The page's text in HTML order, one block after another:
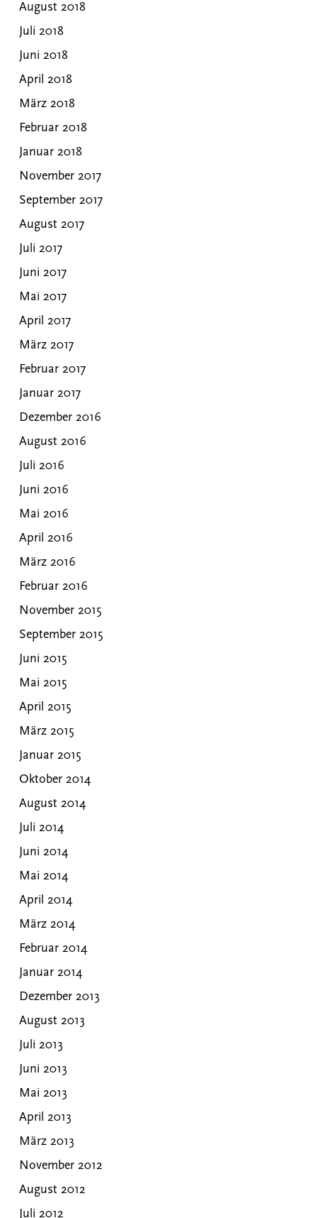
August 2018
Juli 2018
Juni 2018
April 2018
März 2018
Februar 2018
Januar 2018
November 2017
September 2017
August 2017
Juli 2017
Juni 2017
Mai 2017
April 2017
März 2017
Februar 2017
Januar 2017
Dezember 2016
August 2016
Juli 2016
Juni 2016
Mai 2016
April 2016
März 2016
Februar 2016
November 2015
September 2015
Juni 2015
Mai 2015
April 2015
März 2015
Januar 2015
Oktober 2014
August 2014
Juli 2014
Juni 2014
Mai 2014
April 2014
März 2014
Februar 2014
Januar 2014
Dezember 2013
August 2013
Juli 2013
Juni 2013
Mai 2013
April 2013
März 2013
November 2012
August 2012
Juli 2012